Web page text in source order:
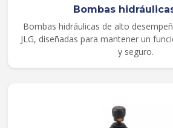
Bombas
Bombas hidráulicas de alto
JLG, diseñadas para mantener un
y seguro.